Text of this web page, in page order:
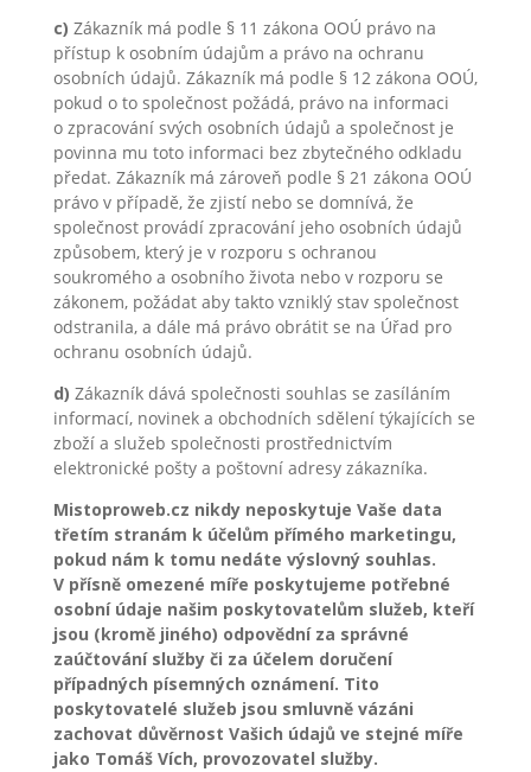
c) Zákazník má podle § 11 zákona OOÚ právo na
přístup k osobním údajům a právo na ochranu
osobních údajů. Zákazník má podle § 12 zákona OOÚ,
pokud o to společnost požádá, právo na informaci
o zpracování svých osobních údajů a společnost je
povinna mu toto informaci bez zbytečného odkladu
předat. Zákazník má zároveň podle § 21 zákona OOÚ
právo v případě, že zjistí nebo se domnívá, že
společnost provádí zpracování jeho osobních údajů
způsobem, který je v rozporu s ochranou
soukromého a osobního života nebo v rozporu se
zákonem, požádat aby takto vzniklý stav společnost
odstranila, a dále má právo obrátit se na Úřad pro
ochranu osobních údajů.
d) Zákazník dává společnosti souhlas se zasíláním
informací, novinek a obchodních sdělení týkajících se
zboží a služeb společnosti prostřednictvím
elektronické pošty a poštovní adresy zákazníka.
Mistoproweb.cz nikdy neposkytuje Vaše data
třetím stranám k účelům přímého marketingu,
pokud nám k tomu nedáte výslovný souhlas.
V přísně omezené míře poskytujeme potřebné
osobní údaje našim poskytovatelům služeb, kteří
jsou (kromě jiného) odpovědní za správné
zaúčtování služby či za účelem doručení
případných písemných oznámení. Tito
poskytovatelé služeb jsou smluvně vázáni
zachovat důvěrnost Vašich údajů ve stejné míře
jako Tomáš Vích, provozovatel služby.